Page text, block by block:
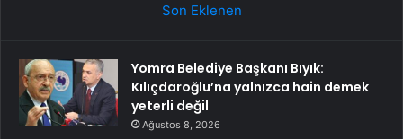
Son Eklenen
Yomra Belediye Başkanı Bıyık:
Kılıçdaroğlu’na yalnızca hain demek
yeterli değil
Ağustos 8, 2026